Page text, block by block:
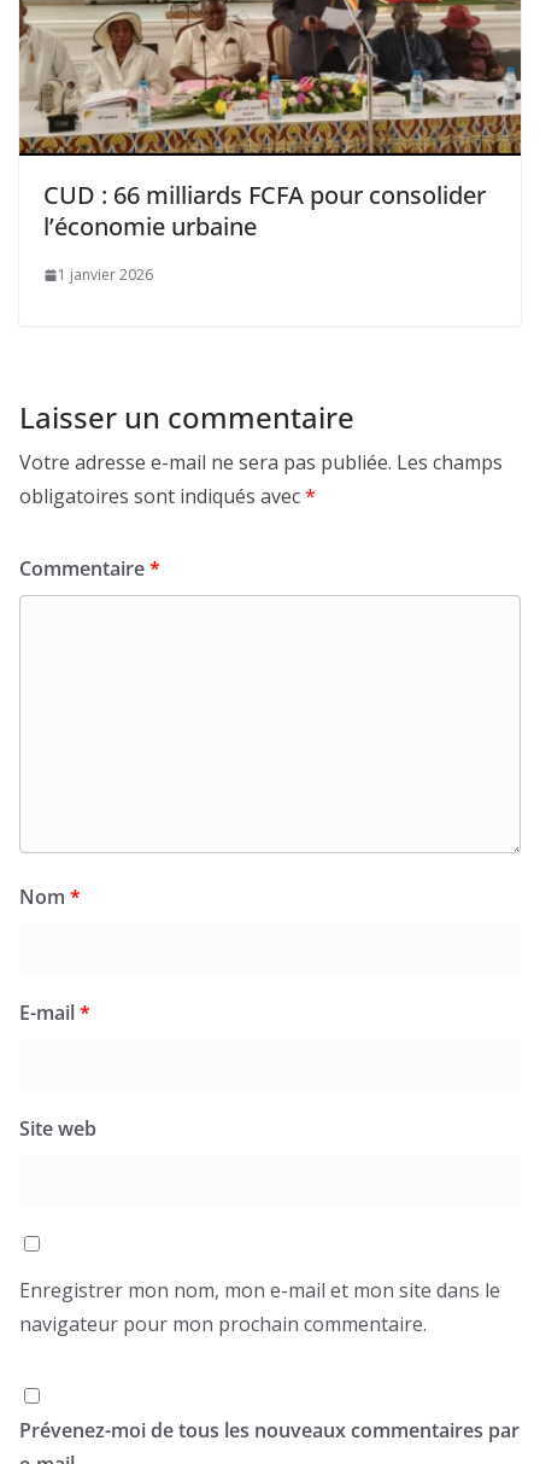
CUD : 66 milliards FCFA pour consolider
l’économie urbaine
1 janvier 2026
Laisser un commentaire
Votre adresse e-mail ne sera pas publiée. Les champs
obligatoires sont indiqués avec*
Commentaire*
Nom *
E-mail*
Site web
Enregistrer mon nom, mon e-mail et mon site dans le
navigateur pour mon prochain commentaire.
Prévenez-moi de tous les nouveaux commentaires par